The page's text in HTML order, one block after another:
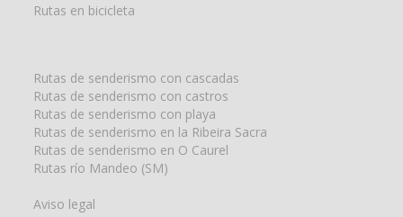
Rutas en bicicleta
Rutas de senderismo con cascadas
Rutas de senderismo con castros
Rutas de senderismo con playa
Rutas de senderismo en la Ribeira Sacra
Rutas de senderismo en O Caurel
Rutas río Mandeo (SM)
Aviso legal